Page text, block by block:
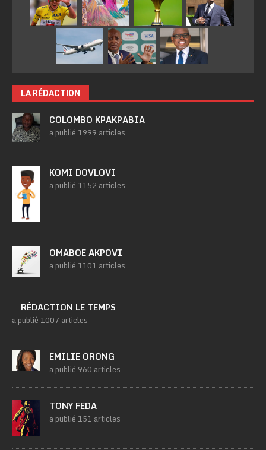
LA RÉDACTION
COLOMBO KPAKPABIA
a publié 1999 articles
KOMI DOVLOVI
a publié 1152 articles
OMABOE AKPOVI
a publié 1101 articles
RÉDACTION LE TEMPS
a publié 1007 articles
EMILIE ORONG
a publié 960 articles
TONY FEDA
a publié 151 articles